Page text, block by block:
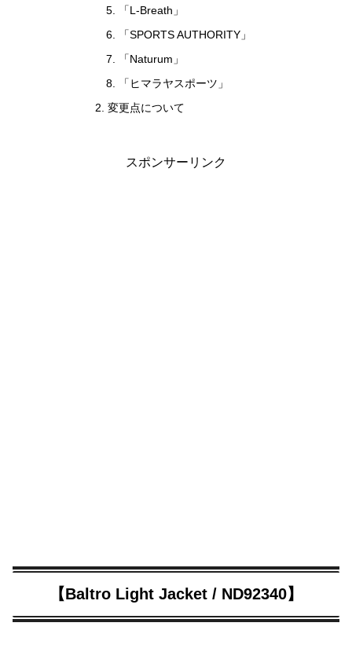
「L-Breath」
「SPORTS AUTHORITY」
「Naturum」
「ヒマラヤスポーツ」
変更点について
スポンサーリンク
【Baltro Light Jacket / ND92340】